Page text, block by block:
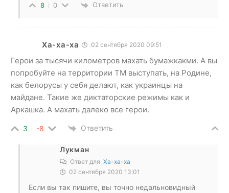
8 0 Ответить
Ха-ха-ха 02 сентября 2020 09:51
Герои за тысячи километров махать бумажкакми. А вы
попробуйте на территории ТМ выступать, на Родине,
как белорусы у себя делают, как украинцы на
майдане. Такие же диктаторские режимы как и
Аркашка. А махать далеко все герои.
3 -8 Ответить
Лукман
Ответ для Ха-ха-ха
02 сентября 2020 13:01
Если вы так пишите, вы точно недальновидный